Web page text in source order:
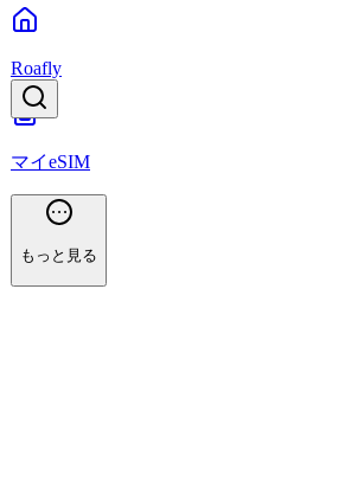
Roafly
マイeSIM
もっと見る